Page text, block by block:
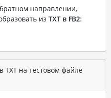
направлении,
из TXT в FB2:
TXT на тестовом файле